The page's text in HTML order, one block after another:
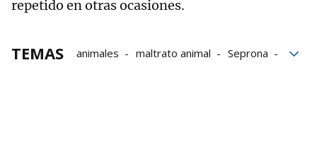
repetido en otras ocasiones.
TEMAS animales maltrato animal
Seprona